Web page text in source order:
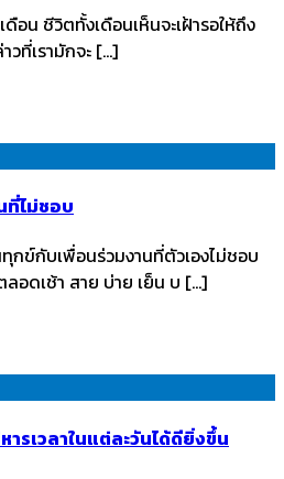
อน ชีวิตทั้งเดือนเห็นจะเฝ้ารอให้ถึง
วที่เรามักจะ […]
ที่ไม่ชอบ
กข์กับเพื่อนร่วมงานที่ตัวเองไม่ชอบ
อดเช้า สาย บ่าย เย็น บ […]
รเวลาในแต่ละวันได้ดียิ่งขึ้น